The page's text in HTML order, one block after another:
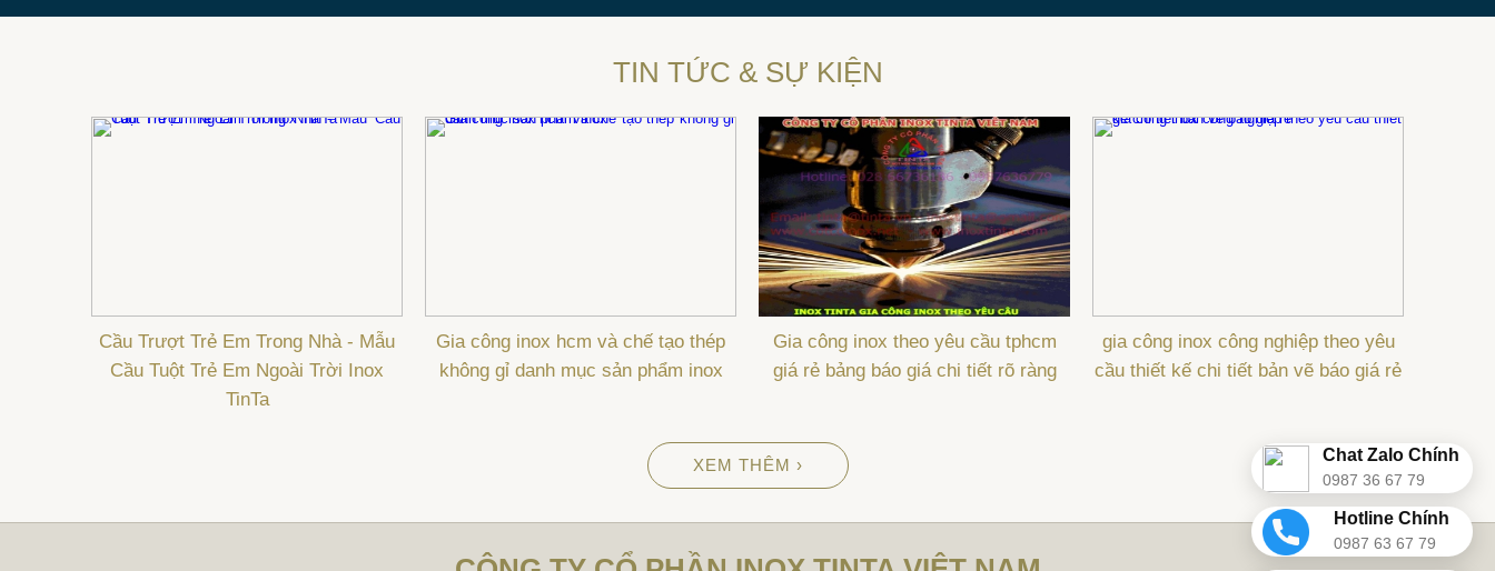
Chat Zalo Chính
0987 36 67 79
Hotline Chính
0987 63 67 79
TIN TỨC & SỰ KIỆN
Cầu Trượt Trẻ Em Trong Nhà - Mẫu
Cầu Tuột Trẻ Em Ngoài Trời Inox
TinTa
Gia công inox hcm và chế tạo thép
không gỉ danh mục sản phẩm inox
Gia công inox theo yêu cầu tphcm
giá rẻ bảng báo giá chi tiết rõ ràng
gia công inox công nghiệp theo yêu
cầu thiết kế chi tiết bản vẽ báo giá rẻ
XEM THÊM ›